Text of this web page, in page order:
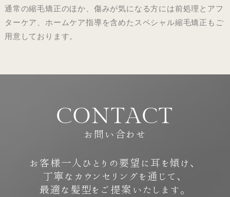
通常の縮毛矯正のほか、傷みが気になる方には前処理とアフ
ターケア、ホームケア指導を含めたスペシャル縮毛矯正もご
用意しております。
CONTACT
お問い合わせ
お客様一人ひとりの要望に耳を傾け、
丁寧なカウンセリングを通じて、
最適な髪型をご提案いたします。